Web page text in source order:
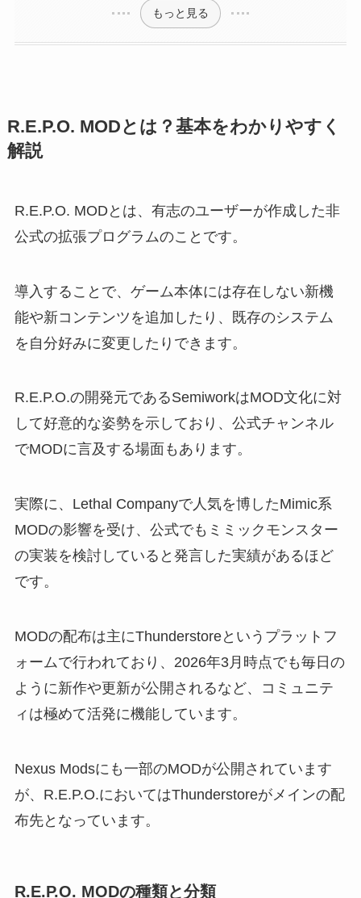
もっと見る
R.E.P.O. MODとは？基本をわかりやすく
解説
R.E.P.O. MODとは、有志のユーザーが作成した非
公式の拡張プログラムのことです。
導入することで、ゲーム本体には存在しない新機
能や新コンテンツを追加したり、既存のシステム
を自分好みに変更したりできます。
R.E.P.O.の開発元であるSemiworkはMOD文化に対
して好意的な姿勢を示しており、公式チャンネル
でMODに言及する場面もあります。
実際に、Lethal Companyで人気を博したMimic系
MODの影響を受け、公式でもミミックモンスター
の実装を検討していると発言した実績があるほど
です。
MODの配布は主にThunderstoreというプラットフ
ォームで行われており、2026年3月時点でも毎日の
ように新作や更新が公開されるなど、コミュニテ
ィは極めて活発に機能しています。
Nexus Modsにも一部のMODが公開されています
が、R.E.P.O.においてはThunderstoreがメインの配
布先となっています。
R.E.P.O. MODの種類と分類